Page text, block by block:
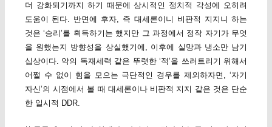
더 강화되기까지 하기 때문에 상시적인 정치적 각성에 오히려
도움이 된다. 반면에 후자, 즉 대세론이니 비판적 지지니 하는
것은 ‘승리’를 획득하기는 했지만 그 과정에서 정작 자기가 무엇
을 원했는지 방향성을 상실했기에, 이후에 실망과 냉소만 남기
십상이다. 악의 독재세력 같은 뚜렷한 ‘적’을 쓰러트리기 위해서
어쩔 수 없이 힘을 모으는 극단적인 경우를 제외하자면, ‘자기
자신’의 시점에서 볼 때 대세론이나 비판적 지지 같은 것은 단순
한 일시적 DDR.